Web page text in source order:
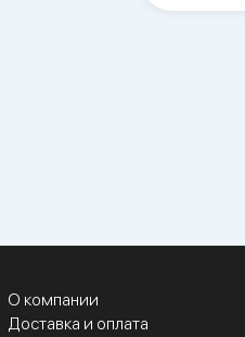
О компании
Доставка и оплата